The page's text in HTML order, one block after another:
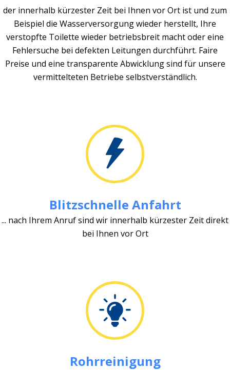
der innerhalb kürzester Zeit bei Ihnen vor Ort ist und zum
Beispiel die Wasserversorgung wieder herstellt, Ihre
verstopfte Toilette wieder betriebsbreit macht oder eine
Fehlersuche bei defekten Leitungen durchführt. Faire
Preise und eine transparente Abwicklung sind für unsere
vermittelteten Betriebe selbstverständlich.
Blitzschnelle Anfahrt
... nach Ihrem Anruf sind wir innerhalb kürzester Zeit direkt
bei Ihnen vor Ort
Rohrreinigung